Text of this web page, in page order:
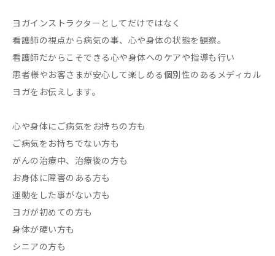
ヨガインストラクターとしてだけではなく
看護師の視点から病気の事、心や身体の状態を観察。
看護師だからこそできる心や身体へのケアや指導も行い
患者様やお客さまが安心して楽しめる個別性のあるメディカル
ヨガをお伝えします。
心や身体にご病気をお持ちの方も
ご病気をお持ちでない方も
がんの治療中、治療後の方も
お身体に障害のある方も
運動をした事がない方も
ヨガが初めての方も
身体が硬い方も
シニアの方も